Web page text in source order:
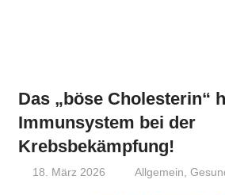
Das „böse Cholesterin“
Immunsystem bei der
Krebsbekämpfung!
18. März 2026 Niki Vogt
Allgemein,